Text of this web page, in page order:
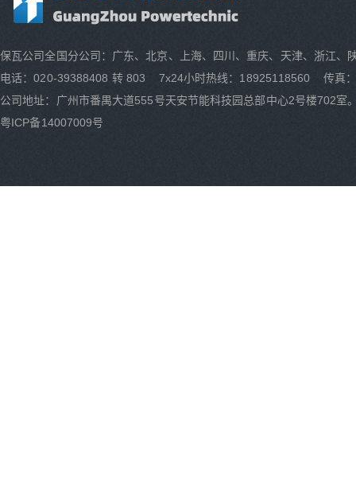
保瓦公司全国分公司：广东、北京、上海、四川、重庆、天津、浙江
电话：020-39388408 转 803 7x24小时热线：18925118560 传真
公司地址：广州市番禺大道555号天安节能科技园总部中心2号楼702室
粤ICP备14007009号